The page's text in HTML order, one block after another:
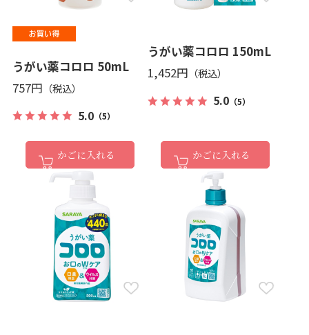
うがい薬コロロ 50mL
757円
5.0（5）
かごに入れる
うがい薬コロロ 150mL
1,452円
5.0（5）
かごに入れる